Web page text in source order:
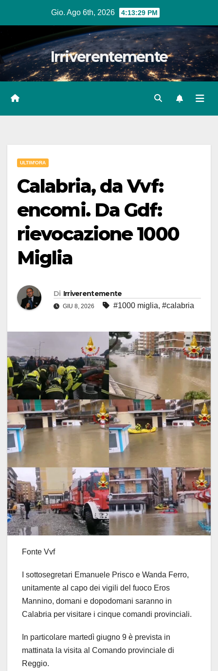
Gio. Ago 6th, 2026 4:13:30 PM
Irriverentemente
ULTIM'ORA
Calabria, da Vvf:
encomi. Da Gdf:
rievocazione 1000
Miglia
Di Irriverentemente
GIU 8, 2026 #1000 miglia, #calabria
Fonte Vvf
I sottosegretari Emanuele Prisco e Wanda Ferro,
unitamente al capo dei vigili del fuoco Eros
Mannino, domani e dopodomani saranno in
Calabria per visitare i cinque comandi provinciali.
In particolare martedì giugno 9 è prevista in
mattinata la visita al Comando provinciale di
Reggio.